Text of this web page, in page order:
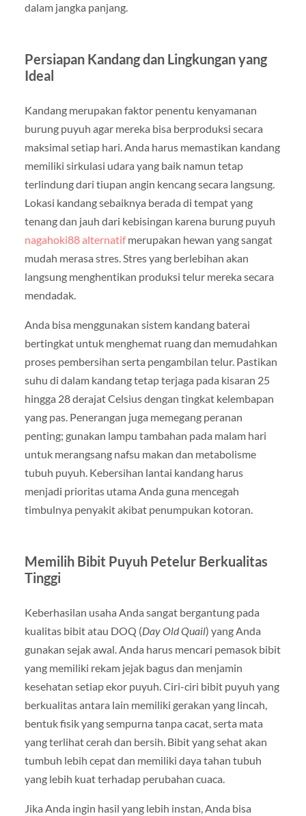
dalam jangka panjang.
Persiapan Kandang dan Lingkungan yang
Ideal
Kandang merupakan faktor penentu kenyamanan
burung puyuh agar mereka bisa berproduksi secara
maksimal setiap hari. Anda harus memastikan kandang
memiliki sirkulasi udara yang baik namun tetap
terlindung dari tiupan angin kencang secara langsung.
Lokasi kandang sebaiknya berada di tempat yang
tenang dan jauh dari kebisingan karena burung puyuh
nagahoki88 alternatifmerupakan hewan yang sangat
mudah merasa stres. Stres yang berlebihan akan
langsung menghentikan produksi telur mereka secara
mendadak.
Anda bisa menggunakan sistem kandang baterai
bertingkat untuk menghemat ruang dan memudahkan
proses pembersihan serta pengambilan telur. Pastikan
suhu di dalam kandang tetap terjaga pada kisaran 25
hingga 28 derajat Celsius dengan tingkat kelembapan
yang pas. Penerangan juga memegang peranan
penting; gunakan lampu tambahan pada malam hari
untuk merangsang nafsu makan dan metabolisme
tubuh puyuh. Kebersihan lantai kandang harus
menjadi prioritas utama Anda guna mencegah
timbulnya penyakit akibat penumpukan kotoran.
Memilih Bibit Puyuh Petelur Berkualitas
Tinggi
Keberhasilan usaha Anda sangat bergantung pada
kualitas bibit atau DOQ (Day Old Quail) yang Anda
gunakan sejak awal. Anda harus mencari pemasok bibit
yang memiliki rekam jejak bagus dan menjamin
kesehatan setiap ekor puyuh. Ciri-ciri bibit puyuh yang
berkualitas antara lain memiliki gerakan yang lincah,
bentuk fisik yang sempurna tanpa cacat, serta mata
yang terlihat cerah dan bersih. Bibit yang sehat akan
tumbuh lebih cepat dan memiliki daya tahan tubuh
yang lebih kuat terhadap perubahan cuaca.
Jika Anda ingin hasil yang lebih instan, Anda bisa